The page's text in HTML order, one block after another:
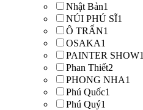
Nhật Bản1
NÚI PHÚ SĨ1
Ô TRẤN1
OSAKA1
PAINTER SHOW1
Phan Thiết2
PHONG NHA1
Phú Quốc1
Phú Quý1